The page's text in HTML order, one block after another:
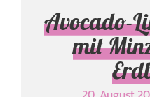
Avocado-
mit